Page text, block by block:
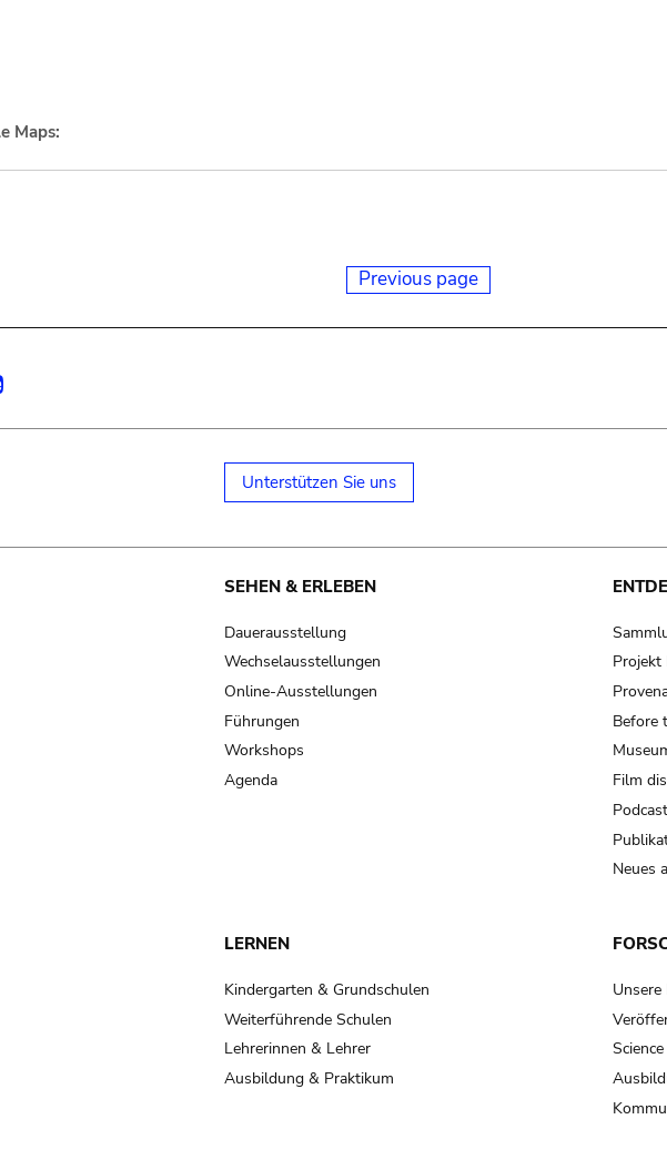
Maps:
Previous page
Unterstützen Sie uns
SEHEN & ERLEBEN
Dauerausstellung
Wechselausstellungen
Online-Ausstellungen
Führungen
Workshops
Agenda
Projekt
Before
Film
Neues
LERNEN
Kindergarten & Grundschulen
Weiterführende Schulen
Lehrerinnen & Lehrer
Ausbildung & Praktikum